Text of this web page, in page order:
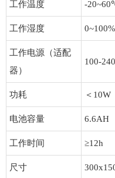
工作温度 -
工作湿度
工作电源（适配
器）
100-
功耗 ＜10W
电池容量 6.6AH
工作时间 ≥12h
尺寸